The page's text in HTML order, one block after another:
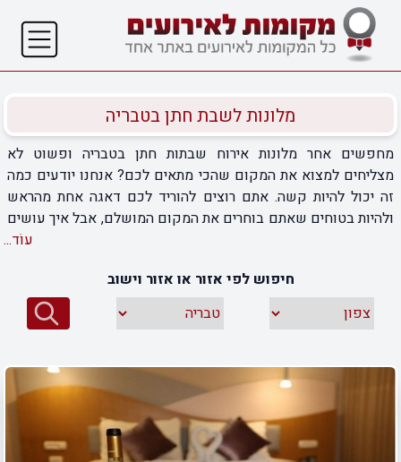
מלונות לשבת חתן בטבריה
מחפשים אחר מלונות אירוח שבתות חתן בטבריה ופשוט לא
מצליחים למצוא את המקום שהכי מתאים לכם? אנחנו יודעים כמה
זה יכול להיות קשה. אתם רוצים להוריד לכם דאגה אחת מהראש
ולהיות בטוחים שאתם בוחרים את המקום המושלם, אבל איך עושים
את זה? כיצד בוחרים מקום אחד בטבריה מתוך שפע העסקים
בדיוק מה אתם צריכים – הגיע הזמן להתחיל להשוות. באתר שלנו
תוכלו למצוא מגוון רחב של עסקים ומקומות אירוח בטבריה
שישמחו לדאוג ששבת החתן שלכם תעבור בצורה החלקה והטובה
עוֹד...
חיפוש לפי אזור או אזור וישוב